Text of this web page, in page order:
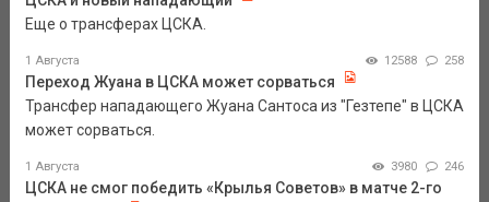
Еще о трансферах ЦСКА.
1 Августа 12588 258
Переход Жуана в ЦСКА может сорваться
Трансфер нападающего Жуана Сантоса из "Гезтепе" в ЦСКА
может сорваться.
1 Августа 3980 246
ЦСКА не смог победить «Крылья Советов» в матче 2-го